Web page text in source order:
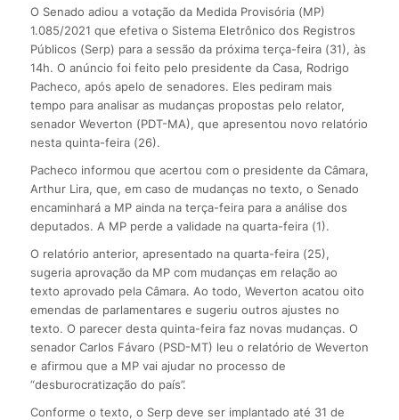
O Senado adiou a votação da Medida Provisória (MP)
1.085/2021 que efetiva o Sistema Eletrônico dos Registros
Públicos (Serp) para a sessão da próxima terça-feira (31), às
14h. O anúncio foi feito pelo presidente da Casa, Rodrigo
Pacheco, após apelo de senadores. Eles pediram mais
tempo para analisar as mudanças propostas pelo relator,
senador Weverton (PDT-MA), que apresentou novo relatório
nesta quinta-feira (26).
Pacheco informou que acertou com o presidente da Câmara,
Arthur Lira, que, em caso de mudanças no texto, o Senado
encaminhará a MP ainda na terça-feira para a análise dos
deputados. A MP perde a validade na quarta-feira (1).
O relatório anterior, apresentado na quarta-feira (25),
sugeria aprovação da MP com mudanças em relação ao
texto aprovado pela Câmara. Ao todo, Weverton acatou oito
emendas de parlamentares e sugeriu outros ajustes no
texto. O parecer desta quinta-feira faz novas mudanças. O
senador Carlos Fávaro (PSD-MT) leu o relatório de Weverton
e afirmou que a MP vai ajudar no processo de
“desburocratização do país”.
Conforme o texto, o Serp deve ser implantado até 31 de